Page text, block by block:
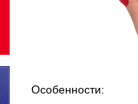
Особенности: